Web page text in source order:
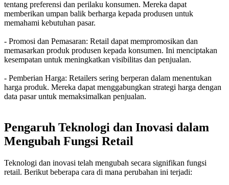
tentang preferensi dan perilaku konsumen. Mereka dapat
memberikan umpan balik berharga kepada produsen untuk
memahami kebutuhan pasar.
- Promosi dan Pemasaran: Retail dapat mempromosikan dan
memasarkan produk produsen kepada konsumen. Ini menciptakan
kesempatan untuk meningkatkan visibilitas dan penjualan.
- Pemberian Harga: Retailers sering berperan dalam menentukan
harga produk. Mereka dapat menggabungkan strategi harga dengan
data pasar untuk memaksimalkan penjualan.
Pengaruh Teknologi dan Inovasi dalam
Mengubah Fungsi Retail
Teknologi dan inovasi telah mengubah secara signifikan fungsi
retail. Berikut beberapa cara di mana perubahan ini terjadi: